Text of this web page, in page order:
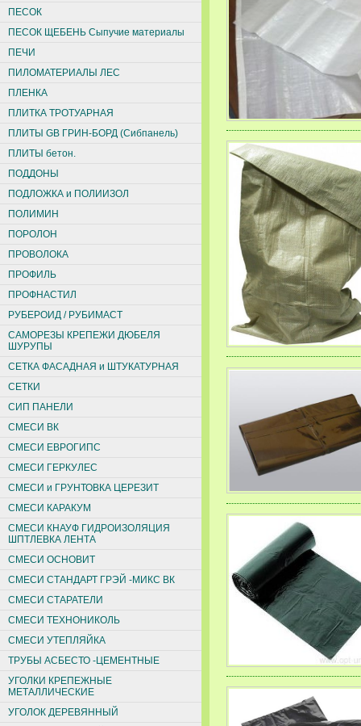
ПЕСОК
ПЕСОК ЩЕБЕНЬ Сыпучие материалы
ПЕЧИ
ПИЛОМАТЕРИАЛЫ ЛЕС
ПЛЕНКА
ПЛИТКА ТРОТУАРНАЯ
ПЛИТЫ GB ГРИН-БОРД (Сибпанель)
ПЛИТЫ бетон.
ПОДДОНЫ
ПОДЛОЖКА и ПОЛИИЗОЛ
ПОЛИМИН
ПОРОЛОН
ПРОВОЛОКА
ПРОФИЛЬ
ПРОФНАСТИЛ
РУБЕРОИД / РУБИМАСТ
САМОРЕЗЫ КРЕПЕЖИ ДЮБЕЛЯ
ШУРУПЫ
СЕТКА ФАСАДНАЯ и ШТУКАТУРНАЯ
СЕТКИ
СИП ПАНЕЛИ
СМЕСИ ВК
СМЕСИ ЕВРОГИПС
СМЕСИ ГЕРКУЛЕС
СМЕСИ и ГРУНТОВКА ЦЕРЕЗИТ
СМЕСИ КАРАКУМ
СМЕСИ КНАУФ ГИДРОИЗОЛЯЦИЯ
ШПТЛЕВКА ЛЕНТА
СМЕСИ ОСНОВИТ
СМЕСИ СТАНДАРТ ГРЭЙ -МИКС ВК
СМЕСИ СТАРАТЕЛИ
СМЕСИ ТЕХНОНИКОЛЬ
СМЕСИ УТЕПЛЯЙКА
ТРУБЫ АСБЕСТО -ЦЕМЕНТНЫЕ
УГОЛКИ КРЕПЕЖНЫЕ
МЕТАЛЛИЧЕСКИЕ
УГОЛОК ДЕРЕВЯННЫЙ